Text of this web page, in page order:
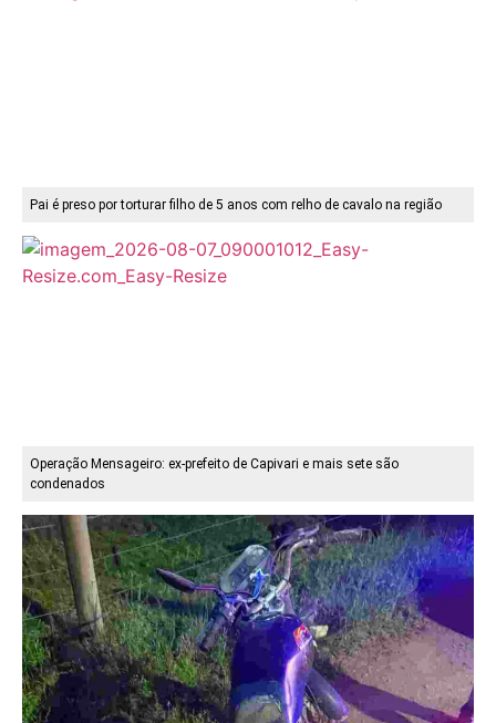
Pai é preso por torturar filho de 5 anos com relho de cavalo na região
Operação Mensageiro: ex-prefeito de Capivari e mais sete são
condenados